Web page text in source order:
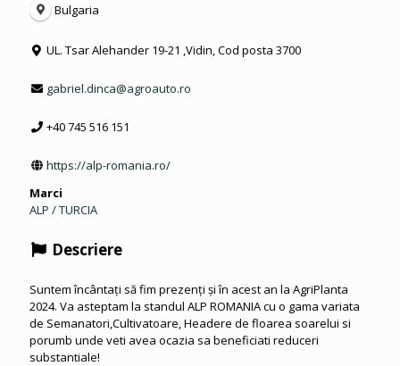
Bulgaria
UL. Tsar Alehander 19-21 ,Vidin, Cod posta 3700
gabriel.dinca@agroauto.ro
+40 745 516 151
https://alp-romania.ro/
Marci
ALP / TURCIA
Descriere
Suntem încântați să fim prezenți și în acest an la AgriPlanta
2024. Va asteptam la standul ALP ROMANIA cu o gama variata
de Semanatori,Cultivatoare, Headere de floarea soarelui si
porumb unde veti avea ocazia sa beneficiati reduceri
substantiale!